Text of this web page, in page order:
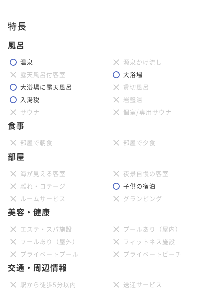
特長
風呂
温泉
源泉かけ流し
露天風呂付客室
大浴場
大浴場に露天風呂
貸切風呂
入湯税
岩盤浴
サウナ
個室/専用サウナ
食事
部屋で朝食 部屋で夕食
部屋
海が見える客室
夜景自慢の客室
離れ・コテージ
子供の宿泊
ルームサービス
グランピング
美容・健康
エステ・スパ施設
プールあり（屋内）
プールあり（屋外）
フィットネス施設
プライベートプール
プライベートビーチ
交通・周辺情報
駅から徒歩5分以内
送迎サービス